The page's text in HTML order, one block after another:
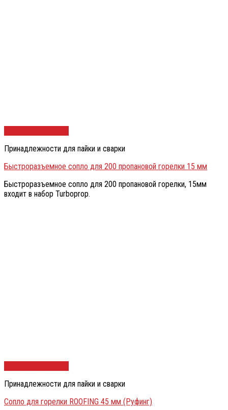
Принадлежности для пайки и сварки
Быстроразъемное сопло для 200 пропановой горелки 15 мм
Быстроразъемное сопло для 200 пропановой горелки, 15мм
входит в набор Turboprop.
Принадлежности для пайки и сварки
Сопло для горелки ROOFING 45 мм (Руфинг)